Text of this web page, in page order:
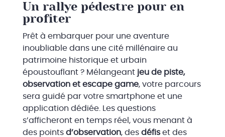
Un rallye pédestre pour en
profiter
Prêt à embarquer pour une aventure
inoubliable dans une cité millénaire au
patrimoine historique et urbain
époustouflant ? Mélangeantjeu de piste,
observation et escape game, votre parcours
sera guidé par votre smartphone et une
application dédiée. Les questions
s’afficheront en temps réel, vous menant à
des points d’observation, des défiset des